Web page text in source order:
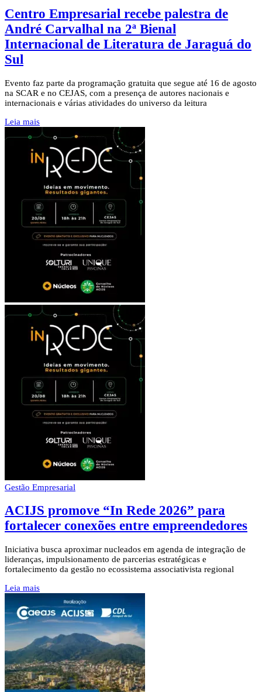
Centro Empresarial recebe palestra de
André Carvalhal na 2ª Bienal
Internacional de Literatura de Jaraguá do
Sul
Evento faz parte da programação gratuita que segue até 16 de agosto
na SCAR e no CEJAS, com a presença de autores nacionais e
internacionais e várias atividades do universo da leitura
Leia mais
Gestão Empresarial
ACIJS promove “In Rede 2026” para
fortalecer conexões entre empreendedores
Iniciativa busca aproximar nucleados em agenda de integração de
lideranças, impulsionamento de parcerias estratégicas e
fortalecimento da gestão no ecossistema associativista regional
Leia mais